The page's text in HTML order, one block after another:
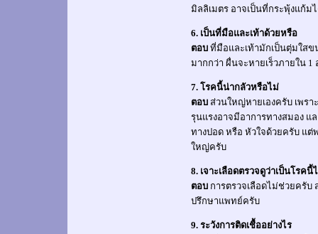
มิลลิเมตร อาจเป็นที่กระพุ้งแก้ม
6. เป็นที่มือและเท้าด้วยหรือ
ตอบ ที่มือและเท้ามักเป็นตุ่มใสข
มากกว่า ผื่นจะหายเร็วภายใน
7. โรคนี้น่ากลัวหรือไม่
ตอบ ส่วนใหญ่หายเองครับ เพร
รุนแรงอาจมีอาการทางสมอง แ
ทางปอด หรือ หัวใจด้วยครับ แต่
ใหญ่ครับ
8. เจาะเลือดตรวจดูว่าเป็นโรค
ตอบ การตรวจเลือดไม่ช่วยครับ
ปรึกษาแพทย์ครับ
9. ระวังการติดเชื้ออย่างไร